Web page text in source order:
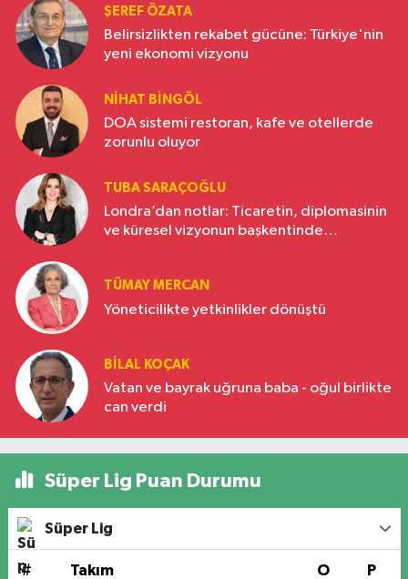
ŞEREF ÖZATA
Belirsizlikten rekabet gücüne: Türkiye'nin
yeni ekonomi vizyonu
NIHAT BINGÖL
DOA sistemi restoran, kafe ve otellerde
zorunlu oluyor
TUBA SARAÇOĞLU
Londra’dan notlar: Ticaretin, diplomasinin
ve küresel vizyonun başkentinde
TÜMAY MERCAN
Yöneticilikte yetkinlikler dönüştü
BILAL KOÇAK
Vatan ve bayrak uğruna baba - oğul birlikte
can verdi
Süper Lig Puan Durumu
Süper Lig
# Takım O P